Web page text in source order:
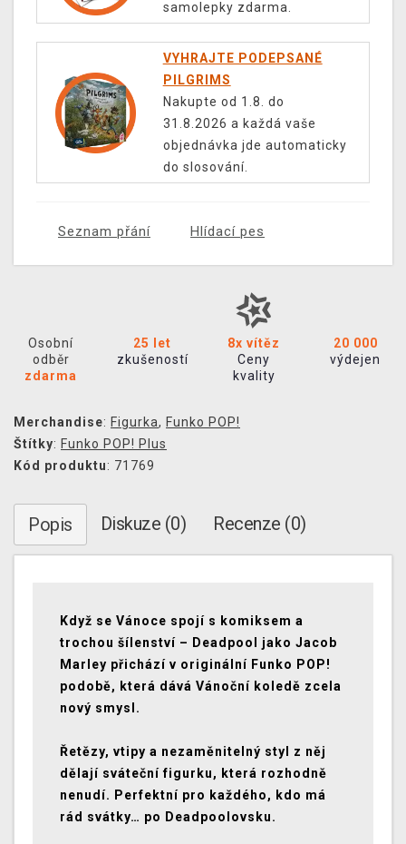
samolepky zdarma.
VYHRAJTE PODEPSANÉ
PILGRIMS
Nakupte od 1.8. do
31.8.2026 a každá vaše
objednávka jde automaticky
do slosování.
Seznam přání Hlídací pes
Osobní
odběr
zdarma
25 let
zkušeností
8x vítěz
Ceny
kvality
20 000
výdejen
Merchandise: Figurka, Funko POP!
Štítky: Funko POP! Plus
Kód produktu: 71769
Popis Diskuze (0) Recenze (0)
Když se Vánoce spojí s komiksem a
trochou šílenství – Deadpool jako Jacob
Marley přichází v originální Funko POP!
podobě, která dává Vánoční koledě zcela
nový smysl.
Řetězy, vtipy a nezaměnitelný styl z něj
dělají sváteční figurku, která rozhodně
nenudí. Perfektní pro každého, kdo má
rád svátky… po Deadpoolovsku.